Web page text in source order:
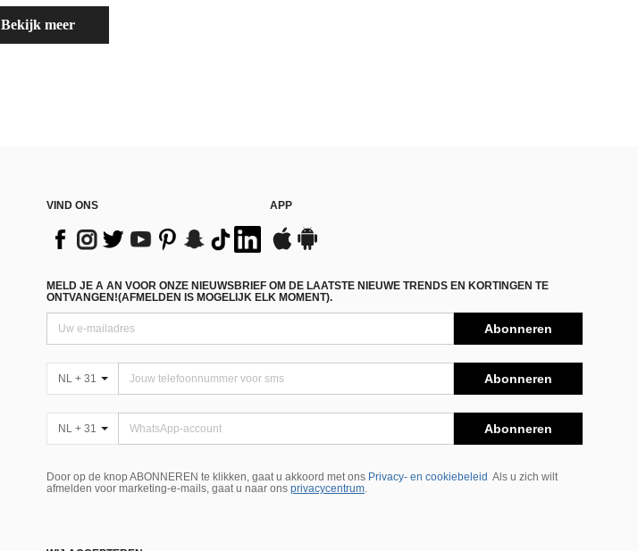
Bekijk meer
VIND ONS APP
MELD JE A AN VOOR ONZE NIEUWSBRIEF OM DE LAATSTE NIEUWE TRENDS EN KORTINGEN TE
ONTVANGEN!(AFMELDEN IS MOGELIJK ELK MOMENT).
Abonneren
NL + 31 Abonneren
NL + 31 Abonneren
Door op de knop ABONNEREN te klikken, gaat u akkoord met ons Privacy- en cookiebeleid Als u zich wilt
afmelden voor marketing-e-mails, gaat u naar ons privacycentrum.